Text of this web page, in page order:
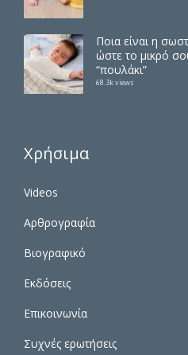
Ποια είναι η
ώστε το μικρό
“πουλάκι”
68.3k views
Χρήσιμα
Videos
Αρθρογραφία
Βιογραφικό
Εκδόσεις
Επικοινωνία
Συχνές ερωτήσεις